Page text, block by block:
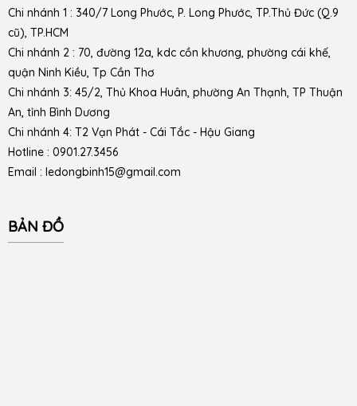
Chi nhánh 1 : 340/7 Long Phước, P. Long Phước, TP.Thủ Đức (Q.9
cũ), TP.HCM
Chi nhánh 2 : 70, đường 12a, kdc cồn khương, phường cái khế,
quận Ninh Kiều, Tp Cần Thơ
Chi nhánh 3: 45/2, Thủ Khoa Huân, phường An Thạnh, TP Thuận
An, tỉnh Bình Dương
Chi nhánh 4: T2 Vạn Phát - Cái Tắc - Hậu Giang
Hotline : 0901.27.3456
Email : ledongbinh15@gmail.com
BẢN ĐỒ